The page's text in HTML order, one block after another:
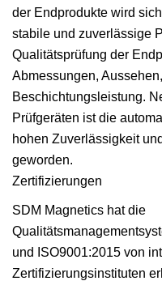
der Endprodukte wird
stabile und zuverlässige
Qualitätsprüfung der
Abmessungen,
Beschichtungsleistung.
Prüfgeräten ist die
hohen Zuverlässigkeit
geworden.
Zertifizierungen
SDM Magnetics hat die
und ISO9001:2015 von
Zertifizierungsinstituten